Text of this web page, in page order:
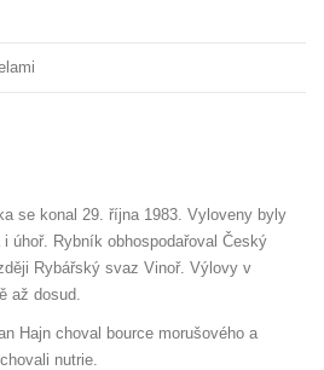
se konal 29. října 1983. Vyloveny byly
úhoř. Rybník obhospodařoval Český
Rybářský svaz Vinoř. Výlovy v
až dosud.
Hajn choval bource morušového a
nutrie.